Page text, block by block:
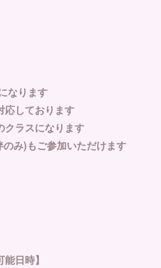
なります
応しております
クラスになります
み)もご参加いただけます
日時】